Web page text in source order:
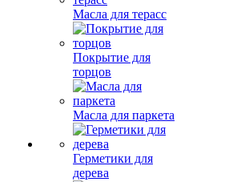
Масла для терасс
Покрытие для
торцов
Масла для паркета
Герметики для
дерева